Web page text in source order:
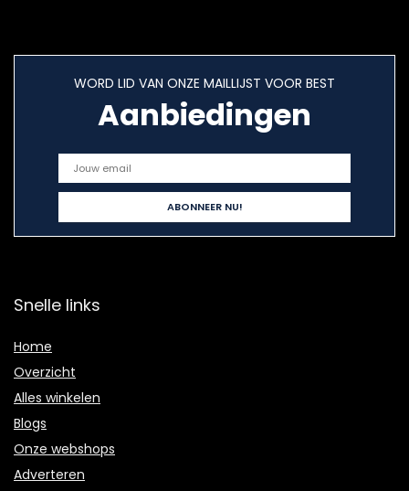
WORD LID VAN ONZE MAILLIJST VOOR BEST
Aanbiedingen
Snelle links
Home
Overzicht
Alles winkelen
Blogs
Onze webshops
Adverteren